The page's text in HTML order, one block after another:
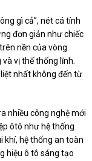
gì cả”, nét cá tính
đơn giản như chiếc
nền của vòng
vị thế thống lĩnh.
nhất không đến từ
nhiều công nghệ mới
ôtô như hệ thống
khí, hệ thống an toàn
hiệu ô tô sáng tạo